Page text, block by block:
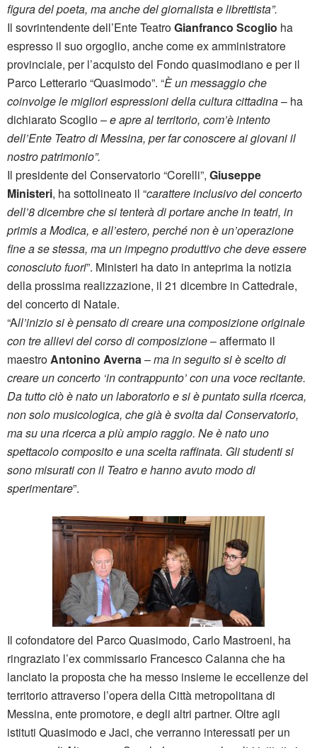
figura del poeta, ma anche del giornalista e librettista”.
Il sovrintendente dell’Ente TeatroGianfranco Scoglio ha
espresso il suo orgoglio, anche come ex amministratore
provinciale, per l’acquisto del Fondo quasimodiano e per il
Parco Letterario “Quasimodo”. “È un messaggio che
coinvolge le migliori espressioni della cultura cittadina– ha
dichiarato Scoglio –e apre al territorio, com’è intento
dell’Ente Teatro di Messina, per far conoscere ai giovani il
nostro patrimonio”.
Il presidente del Conservatorio “Corelli”, Giuseppe
Ministeri, ha sottolineato il “carattere inclusivo del concerto
dell’8 dicembre che si tenterà di portare anche in teatri, in
primis a Modica, e all’estero, perché non è un’operazione
fine a se stessa, ma un impegno produttivo che deve essere
conosciuto fuori”. Ministeri ha dato in anteprima la notizia
della prossima realizzazione, il 21 dicembre in Cattedrale,
del concerto di Natale.
“All’inizio si è pensato di creare una composizione originale
con tre allievi del corso di composizione– affermato il
maestroAntonino Averna–ma in seguito si è scelto di
creare un concerto ‘in contrappunto’ con una voce recitante.
Da tutto ciò è nato un laboratorio e si è puntato sulla ricerca,
non solo musicologica, che già è svolta dal Conservatorio,
ma su una ricerca a più ampio raggio. Ne è nato uno
spettacolo composito e una scelta raffinata. Gli studenti si
sono misurati con il Teatro e hanno avuto modo di
sperimentare”.
Il cofondatore del Parco Quasimodo, Carlo Mastroeni, ha
ringraziato l’ex commissario Francesco Calanna che ha
lanciato la proposta che ha messo insieme le eccellenze del
territorio attraverso l’opera della Città metropolitana di
Messina, ente promotore, e degli altri partner. Oltre agli
istituti Quasimodo e Jaci, che verranno interessati per un